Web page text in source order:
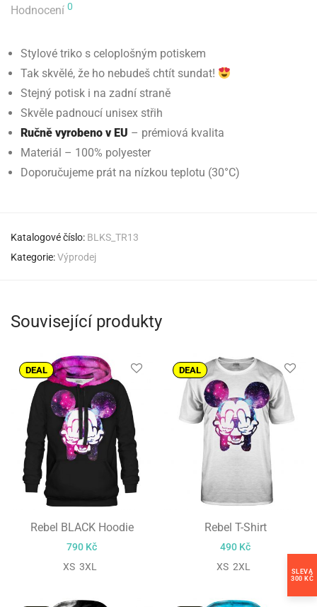
Hodnocení 0
Stylové triko s celoplošným potiskem
Tak skvělé, že ho nebudeš chtít sundat!
Stejný potisk i na zadní straně
Skvěle padnoucí unisex střih
Ručně vyrobeno v EU – prémiová kvalita
Materiál – 100% polyester
Doporučujeme prát na nízkou teplotu (30°C)
Katalogové číslo: BLKS_TR13
Kategorie:Výprodej
Související produkty
DEAL
Rebel BLACK Hoodie
790 Kč
XS 3XL
DEAL
Rebel T-Shirt
490 Kč
XS 2XL
SLEVA
300 KČ